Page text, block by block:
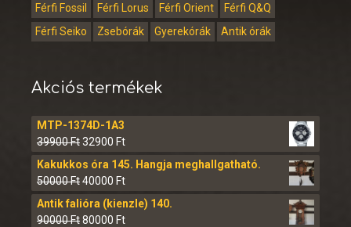
Férfi Fossil
Férfi Lorus Férfi Orient
Férfi Q&Q
Férfi Seiko
Zsebórák Gyerekórák Antik órák
Akciós termékek
MTP-1374D-1A3
39900Ft32900 Ft
Kakukkos óra 145. Hangja meghallgatható.
50000Ft40000 Ft
Antik falióra (kienzle) 140.
90000Ft80000 Ft